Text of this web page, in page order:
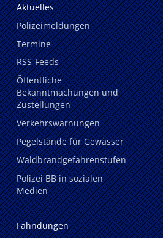
Aktuelles
Polizeimeldungen
Termine
RSS-Feeds
Öffentliche
Bekanntmachungen und
Zustellungen
Verkehrswarnungen
Pegelstände für Gewässer
Waldbrandgefahrenstufen
Polizei BB in sozialen
Medien
Fahndungen